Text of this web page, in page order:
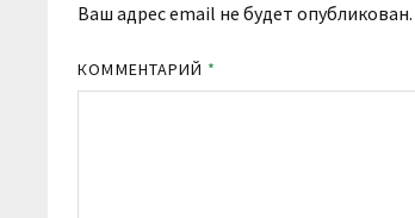
Ваш адрес email не будет опубликован.
КОММЕНТАРИЙ *